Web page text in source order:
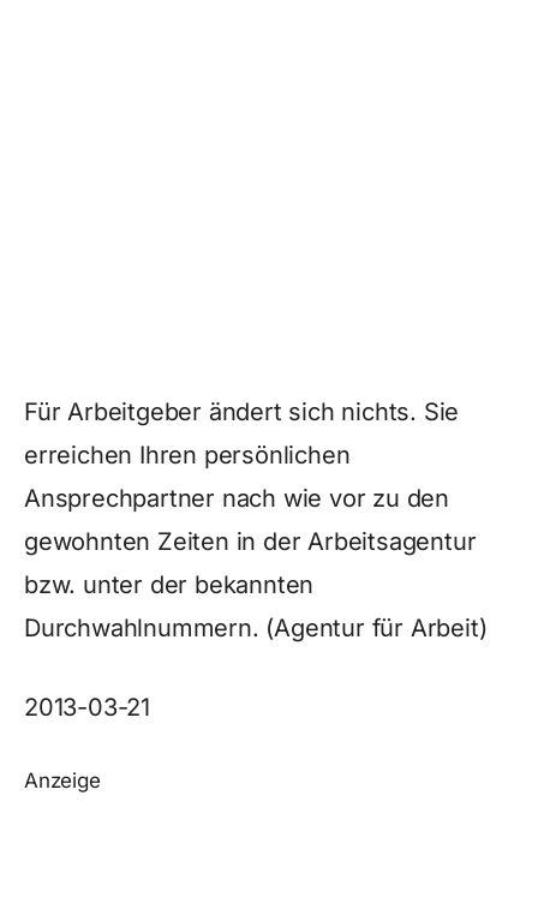
Für Arbeitgeber ändert sich nichts. Sie
erreichen Ihren persönlichen
Ansprechpartner nach wie vor zu den
gewohnten Zeiten in der Arbeitsagentur
bzw. unter der bekannten
Durchwahlnummern. (Agentur für Arbeit)
2013-03-21
Anzeige